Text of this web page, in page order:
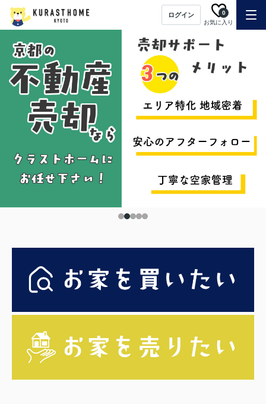
ログイン
お気に入り
0